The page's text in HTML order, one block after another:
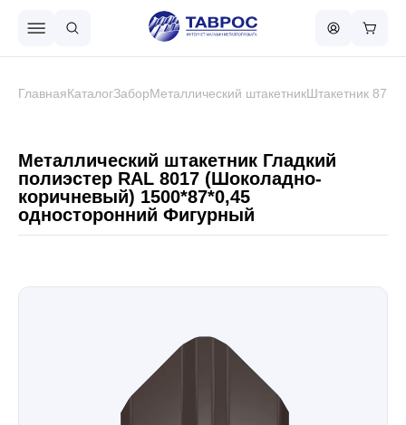
Металлочерепица
Сваи винтовые
ГлавнаяКаталогЗаборМеталлический штакетникШтакетник 87
Металлический штакетник Гладкий
полиэстер RAL 8017 (Шоколадно-
коричневый) 1500*87*0,45
односторонний Фигурный